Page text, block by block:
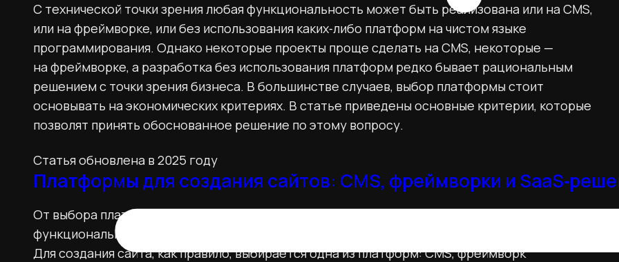
С технической точки зрения любая функциональность может быть реализована или на CMS,
или на фреймворке, или без использования каких‑либо платформ на чистом языке
программирования. Однако некоторые проекты проще сделать на CMS, некоторые —
на фреймворке, а разработка без использования платформ редко бывает рациональным
решением с точки зрения бизнеса. В большинстве случаев, выбор платформы стоит
основывать на экономических критериях. В статье приведены основные критерии, которые
позволят принять обоснованное решение по этому вопросу.
Статья обновлена в 2025 году
Платформы для создания сайтов: CMS, фреймворки и
От выбора платформы для разработки зависит как сама по себе реализуемость необходимых
функциональных возможностей, так и возможности дальнейшего развития веб‑проекта.
Для создания сайта, как правило, выбирается одна из платформ: CMS, фреймворк